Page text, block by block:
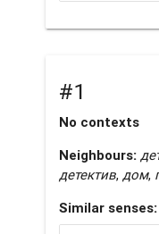
#1
No contexts
Neighbours:
детектив, дом,
Similar senses: